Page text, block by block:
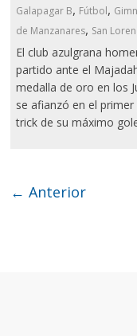
Galapagar B, Fútbol,
de Manzanares, San
El club azulgrana
partido ante el
medalla de oro en los
se afianzó en el
trick de su máximo
← Anterior